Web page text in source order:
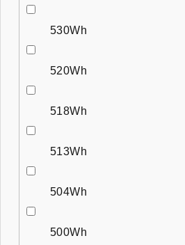
530Wh
520Wh
518Wh
513Wh
504Wh
500Wh